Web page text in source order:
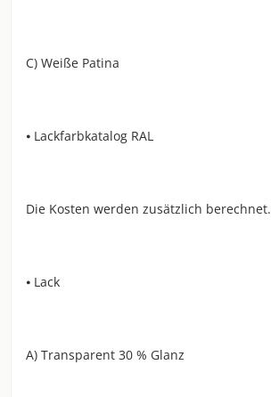
C) Weiße Patina
⦁ Lackfarbkatalog RAL
Die Kosten werden zusätzlich berechnet.
⦁ Lack
A) Transparent 30 % Glanz